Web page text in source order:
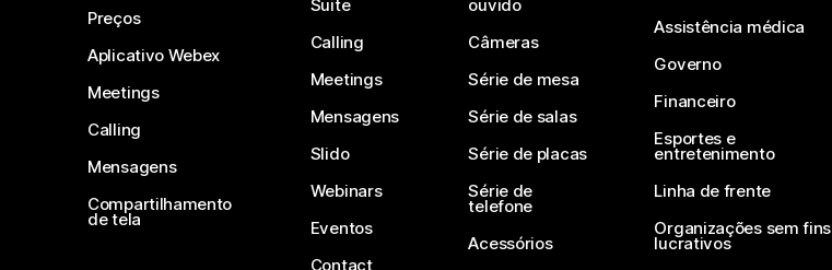
Preços
Aplicativo Webex
Meetings
Calling
Mensagens
Compartilhamento
de tela
Suite
Calling
Meetings
Mensagens
Slido
Webinars
Eventos
Contact
ouvido
Câmeras
Série de mesa
Série de salas
Série de placas
Série de
telefone
Acessórios
Assistência médica
Governo
Financeiro
Esportes e
entretenimento
Linha de frente
Organizações sem fins
lucrativos